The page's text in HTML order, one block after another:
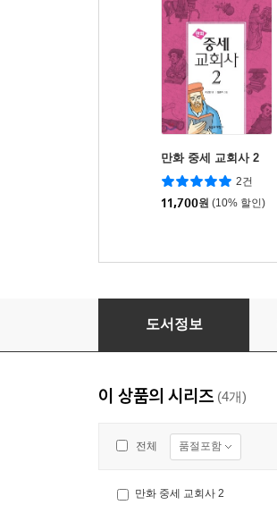
만화 중세 교회사 2
2건
11,700원 (10% 할인)
만화 초대 교회사 2
도서정보
이 상품의 시리즈 (4개)
전체 품절포함
만화 중세 교회사 2